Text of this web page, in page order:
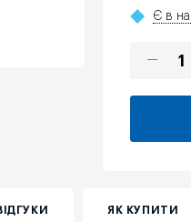
Є в
ЯК КУПИТИ